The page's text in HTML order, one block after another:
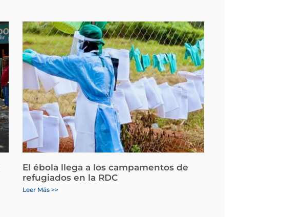
El ébola llega a los campamentos de
refugiados en la RDC
Leer Más >>